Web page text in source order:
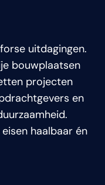
uitdagingen.
bouwplaatsen
projecten
en
haalbaar én